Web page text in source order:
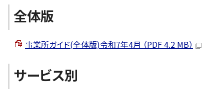
全体版
事業所ガイド(全体版)令和7年4月 （PDF 4.2 MB）
サービス別